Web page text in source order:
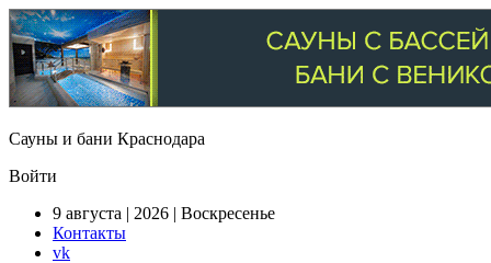
Сауны и бани Краснодара
Войти
9 августа | 2026 | Воскресенье
Контакты
vk